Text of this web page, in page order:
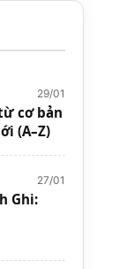
29/01
cơ bản
(A–Z)
27/01
Ghi: